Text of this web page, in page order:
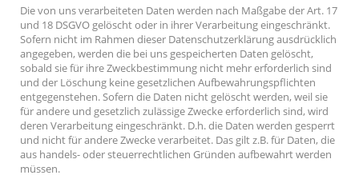
Die von uns verarbeiteten Daten werden nach Maßgabe der Art. 17
und 18 DSGVO gelöscht oder in ihrer Verarbeitung eingeschränkt.
Sofern nicht im Rahmen dieser Datenschutzerklärung ausdrücklich
angegeben, werden die bei uns gespeicherten Daten gelöscht,
sobald sie für ihre Zweckbestimmung nicht mehr erforderlich sind
und der Löschung keine gesetzlichen Aufbewahrungspflichten
entgegenstehen. Sofern die Daten nicht gelöscht werden, weil sie
für andere und gesetzlich zulässige Zwecke erforderlich sind, wird
deren Verarbeitung eingeschränkt. D.h. die Daten werden gesperrt
und nicht für andere Zwecke verarbeitet. Das gilt z.B. für Daten, die
aus handels- oder steuerrechtlichen Gründen aufbewahrt werden
müssen.